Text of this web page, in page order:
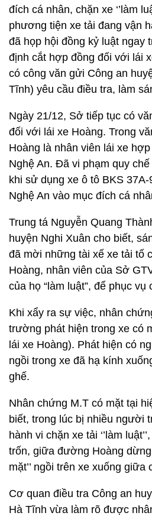
đích cá nhân, chặn xe ‘’làm
phương tiện xe tải đang vận
đã họp hội đồng kỷ luật ngay
định cắt hợp đồng đối với lái
có công văn gửi Công an
Tĩnh) yêu cầu điều tra, làm
Ngày 21/12, Sở tiếp tục có
đối với lái xe Hoàng. Trong
Hoàng là nhân viên lái xe
Nghệ An. Đã vi phạm quy
khi sử dụng xe ô tô BKS
Nghệ An vào mục đích cá
Trung tá Nguyễn Quang
huyện Nghi Xuân cho biết,
đã mời những tài xế xe tải tố
Hoàng, nhân viên của Sở
của họ “làm luật”, để phục vụ
Khi xẩy ra sự việc, nhân
trường phát hiện trong xe có
lái xe Hoàng). Phát hiện có
ngồi trong xe đã hạ kính
ghế.
Nhân chứng M.T có mặt tại
biết, trong lúc bị nhiều người
hành vi chặn xe tải ‘’làm
trốn, giữa đường Hoàng dừng
mặt’’ ngồi trên xe xuống giữa
Cơ quan điều tra Công an
Hà Tĩnh vừa làm rõ được